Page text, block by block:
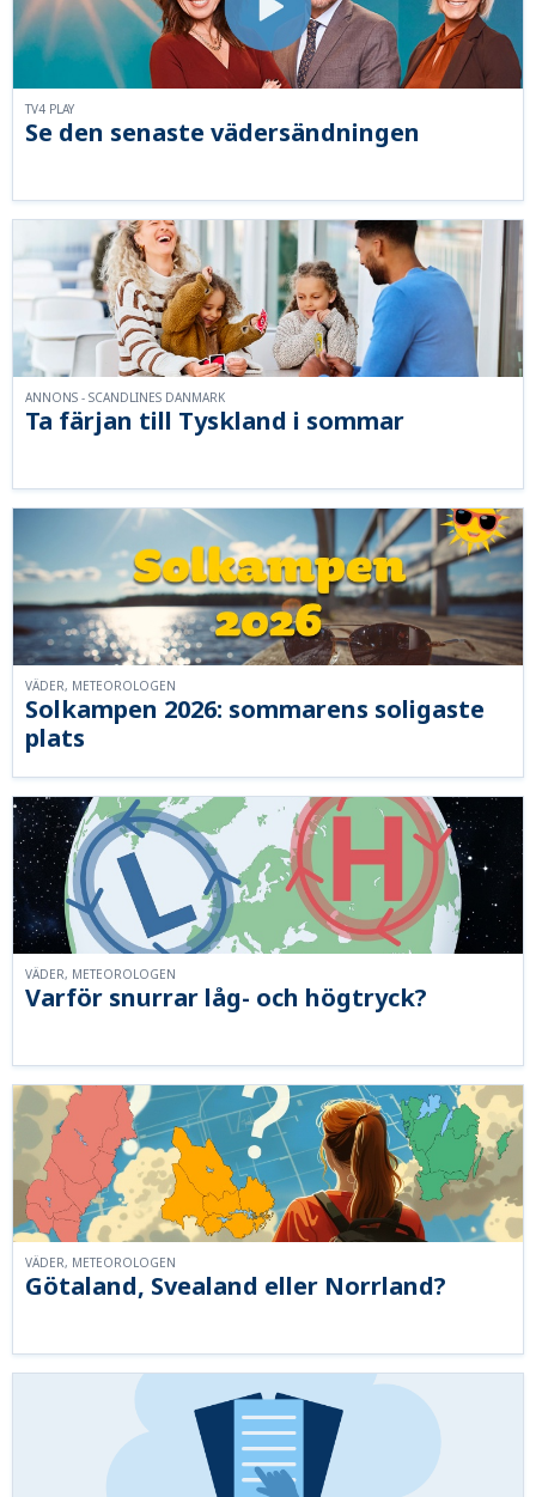
Se den senaste vädersändningen
TV4 PLAY
Ta färjan till Tyskland i sommar
ANNONS - SCANDLINES DANMARK
Solkampen 2026: sommarens soligaste
plats
VÄDER, METEOROLOGEN
Varför snurrar låg- och högtryck?
VÄDER, METEOROLOGEN
Götaland, Svealand eller Norrland?
VÄDER, METEOROLOGEN